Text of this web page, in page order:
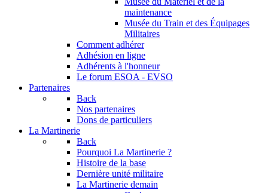
maintenance
Musée du Train et des Équipages
Militaires
Comment adhérer
Adhésion en ligne
Adhérents à l'honneur
Le forum ESOA - EVSO
Partenaires
Back
Nos partenaires
Dons de particuliers
La Martinerie
Back
Pourquoi La Martinerie ?
Histoire de la base
Dernière unité militaire
La Martinerie demain